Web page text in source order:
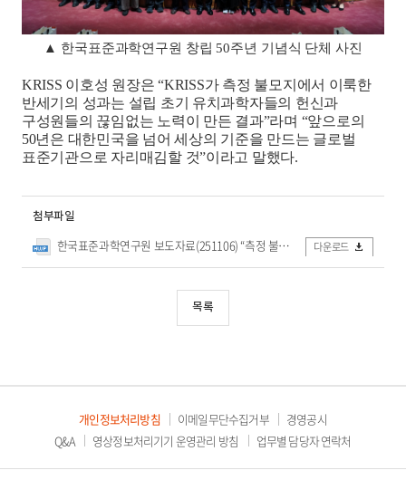
▲ 한국표준과학연구원 창립 50주년 기념식 단체 사진
KRISS 이호성 원장은“KRISS가 측정 불모지에서 이룩한
반세기의 성과는 설립 초기 유치과학자들의 헌신과
구성원들의 끊임없는 노력이 만든 결과”라며 “앞으로의
50년은 대한민국을 넘어 세상의 기준을 만드는 글로벌
표준기관으로 자리매김할 것”이라고 말했다.
첨부파일
한국표준과학연구원 보도자료(251106) “측정 불모지에서 세상의 기준으로”… 표준연, 창립 50돌 맞아.hwp 다운로드
목록
개인정보처리방침 이메일무단수집거부
경영공시
Q&A
영상정보처리기기 운영관리 방침 업무별 담당자 연락처